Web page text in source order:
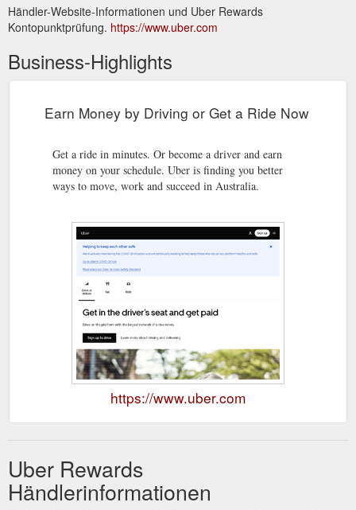
Händler-Website-Informationen und Uber Rewards
Kontopunktprüfung. https://www.uber.com
Business-Highlights
Earn Money by Driving or Get a Ride Now
Get a ride in minutes. Or become a driver and earn
money on your schedule. Uber is finding you better
ways to move, work and succeed in Australia.
https://www.uber.com
Uber Rewards
Händlerinformationen